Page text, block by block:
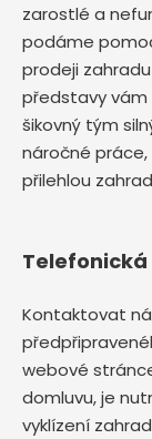
zarostlé a
podáme
prodeji
představy vám
šikovný tým
náročné
přilehlou
Kontaktovat
webové
domluvu, je
vyklízení